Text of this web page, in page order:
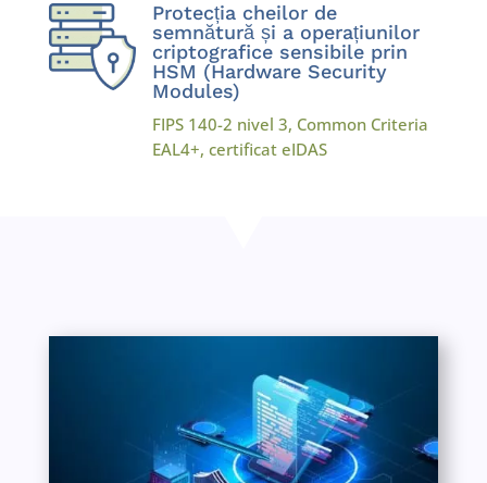
Protecția cheilor de
semnătură și a operațiunilor
criptografice sensibile prin
HSM (Hardware Security
Modules)
FIPS 140-2 nivel 3, Common Criteria
EAL4+, certificat eIDAS